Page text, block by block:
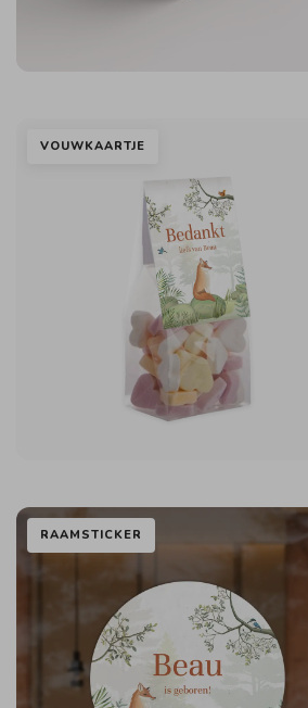
VOUWKAARTJE
RAAMSTICKER